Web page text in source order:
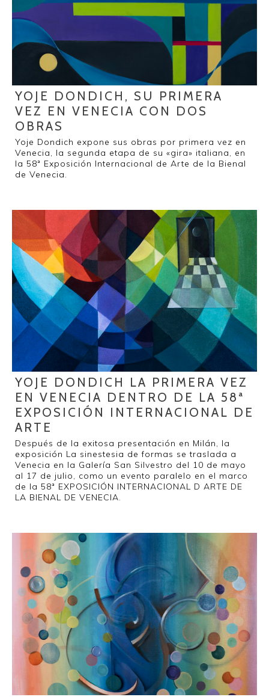
YOJE DONDICH, SU PRIMERA
VEZ EN VENECIA CON DOS
OBRAS
Yoje Dondich expone sus obras por primera vez en
Venecia, la segunda etapa de su «gira» italiana, en
la 58ª Exposición Internacional de Arte de la Bienal
de Venecia.
YOJE DONDICH LA PRIMERA VEZ
EN VENECIA DENTRO DE LA 58ª
EXPOSICIÓN INTERNACIONAL DE
ARTE
Después de la exitosa presentación en Milán, la
exposición La sinestesia de formas se traslada a
Venecia en la Galería San Silvestro del 10 de mayo
al 17 de julio, como un evento paralelo en el marco
de la 58ª EXPOSICIÓN INTERNACIONAL D ARTE DE
LA BIENAL DE VENECIA.